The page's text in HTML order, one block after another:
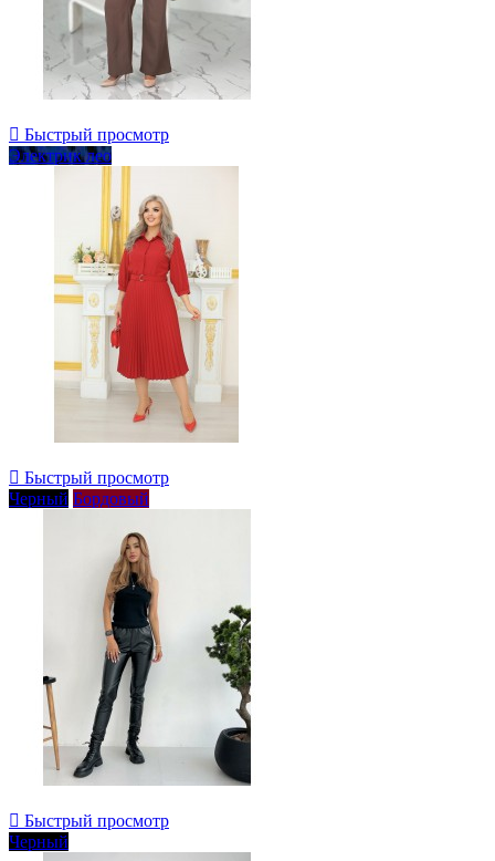
 Быстрый просмотр
Электрик лео
 Быстрый просмотр
Черный Бордовый
 Быстрый просмотр
Черный